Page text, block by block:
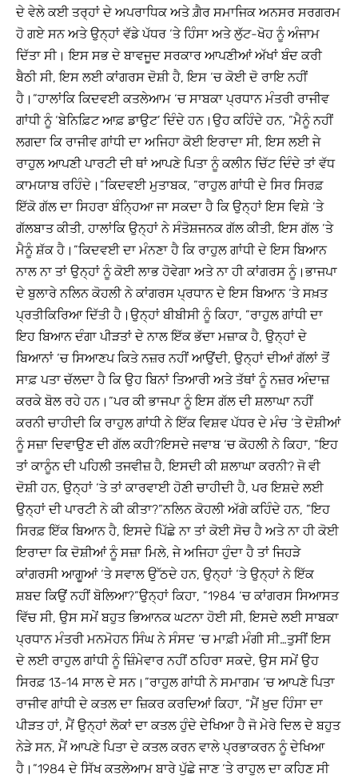
ਦੇ ਵੇਲੇ ਕਈ ਤਰ੍ਹਾਂ ਦੇ ਅਪਰਾਧਿਕ ਅਤੇ ਗ਼ੈਰ ਸਮਾਜਿਕ ਅਨਸਰ ਸਰਗਰਮ
ਹੋ ਗਏ ਸਨ ਅਤੇ ਉਨ੍ਹਾਂ ਵੱਡੇ ਪੱਧਰ ‘ਤੇ ਹਿੰਸਾ ਅਤੇ ਲੁੱਟ-ਖੋਹ ਨੂੰ ਅੰਜਾਮ
ਦਿੱਤਾ ਸੀ। ਇਸ ਸਭ ਦੇ ਬਾਵਜੂਦ ਸਰਕਾਰ ਆਪਣੀਆਂ ਅੱਖਾਂ ਬੰਦ ਕਰੀ
ਬੈਠੀ ਸੀ, ਇਸ ਲਈ ਕਾਂਗਰਸ ਦੋਸ਼ੀ ਹੈ, ਇਸ ‘ਚ ਕੋਈ ਦੋ ਰਾਇ ਨਹੀਂ
ਹੈ।”ਹਾਲਾਂਕਿ ਕਿਦਵਈ ਕਤਲੇਆਮ ‘ਚ ਸਾਬਕਾ ਪ੍ਰਧਾਨ ਮੰਤਰੀ ਰਾਜੀਵ
ਗਾਂਧੀ ਨੂੰ ‘ਬੇਨਿਫ਼ਿਟ ਆਫ਼ ਡਾਉਟ’ ਦਿੰਦੇ ਹਨ।ਉਹ ਕਹਿੰਦੇ ਹਨ, ”ਮੈਨੂੰ ਨਹੀਂ
ਲਗਦਾ ਕਿ ਰਾਜੀਵ ਗਾਂਧੀ ਦਾ ਅਜਿਹਾ ਕੋਈ ਇਰਾਦਾ ਸੀ, ਇਸ ਲਈ ਜੇ
ਰਾਹੁਲ ਆਪਣੀ ਪਾਰਟੀ ਦੀ ਥਾਂ ਆਪਣੇ ਪਿਤਾ ਨੂੰ ਕਲੀਨ ਚਿੱਟ ਦਿੰਦੇ ਤਾਂ ਵੱਧ
ਕਾਮਯਾਬ ਰਹਿੰਦੇ।”ਕਿਦਵਈ ਮੁਤਾਬਕ, ”ਰਾਹੁਲ ਗਾਂਧੀ ਦੇ ਸਿਰ ਸਿਰਫ਼
ਇੱਕੋ ਗੱਲ ਦਾ ਸਿਹਰਾ ਬੰਨ੍ਹਿਆ ਜਾ ਸਕਦਾ ਹੈ ਕਿ ਉਨ੍ਹਾਂ ਇਸ ਵਿਸ਼ੇ ‘ਤੇ
ਗੱਲਬਾਤ ਕੀਤੀ, ਹਾਲਾਂਕਿ ਉਨ੍ਹਾਂ ਨੇ ਸੰਤੋਸ਼ਜਨਕ ਗੱਲ ਕੀਤੀ, ਇਸ ਗੱਲ ‘ਤੇ
ਮੈਨੂੰ ਸ਼ੱਕ ਹੈ।”ਕਿਦਵਈ ਦਾ ਮੰਨਣਾ ਹੈ ਕਿ ਰਾਹੁਲ ਗਾਂਧੀ ਦੇ ਇਸ ਬਿਆਨ
ਨਾਲ ਨਾ ਤਾਂ ਉਨ੍ਹਾਂ ਨੂੰ ਕੋਈ ਲਾਭ ਹੋਵੇਗਾ ਅਤੇ ਨਾ ਹੀ ਕਾਂਗਰਸ ਨੂੰ।ਭਾਜਪਾ
ਦੇ ਬੁਲਾਰੇ ਨਲਿਨ ਕੋਹਲੀ ਨੇ ਕਾਂਗਰਸ ਪ੍ਰਧਾਨ ਦੇ ਇਸ ਬਿਆਨ ‘ਤੇ ਸਖ਼ਤ
ਪ੍ਰਤੀਕਿਰਿਆ ਦਿੱਤੀ ਹੈ।ਉਨ੍ਹਾਂ ਬੀਬੀਸੀ ਨੂੰ ਕਿਹਾ, ”ਰਾਹੁਲ ਗਾਂਧੀ ਦਾ
ਇਹ ਬਿਆਨ ਦੰਗਾ ਪੀੜਤਾਂ ਦੇ ਨਾਲ ਇੱਕ ਭੱਦਾ ਮਜ਼ਾਕ ਹੈ, ਉਨ੍ਹਾਂ ਦੇ
ਬਿਆਨਾਂ ‘ਚ ਸਿਆਣਪ ਕਿਤੇ ਨਜ਼ਰ ਨਹੀਂ ਆਉਂਦੀ, ਉਨ੍ਹਾਂ ਦੀਆਂ ਗੱਲਾਂ ਤੋਂ
ਸਾਫ਼ ਪਤਾ ਚੱਲਦਾ ਹੈ ਕਿ ਉਹ ਬਿਨਾਂ ਤਿਆਰੀ ਅਤੇ ਤੱਥਾਂ ਨੂੰ ਨਜ਼ਰ ਅੰਦਾਜ਼
ਕਰਕੇ ਬੋਲ ਰਹੇ ਹਨ।”ਪਰ ਕੀ ਭਾਜਪਾ ਨੂੰ ਇਸ ਗੱਲ ਦੀ ਸ਼ਲਾਘਾ ਨਹੀਂ
ਕਰਨੀ ਚਾਹੀਦੀ ਕਿ ਰਾਹੁਲ ਗਾਂਧੀ ਨੇ ਇੱਕ ਵਿਸ਼ਵ ਪੱਧਰ ਦੇ ਮੰਚ ‘ਤੇ ਦੋਸ਼ੀਆਂ
ਨੂੰ ਸਜ਼ਾ ਦਿਵਾਉਣ ਦੀ ਗੱਲ ਕਹੀ?ਇਸਦੇ ਜਵਾਬ ‘ਚ ਕੋਹਲੀ ਨੇ ਕਿਹਾ, ”ਇਹ
ਤਾਂ ਕਾਨੂੰਨ ਦੀ ਪਹਿਲੀ ਤਜਵੀਜ਼ ਹੈ, ਇਸਦੀ ਕੀ ਸ਼ਲਾਘਾ ਕਰਨੀ? ਜੋ ਵੀ
ਦੋਸ਼ੀ ਹਨ, ਉਨ੍ਹਾਂ ‘ਤੇ ਤਾਂ ਕਾਰਵਾਈ ਹੋਣੀ ਚਾਹੀਦੀ ਹੈ, ਪਰ ਇਸ਼ਦੇ ਲਈ
ਉਨ੍ਹਾਂ ਦੀ ਪਾਰਟੀ ਨੇ ਕੀ ਕੀਤਾ?”ਨਲਿਨ ਕੋਹਲੀ ਅੱਗੇ ਕਹਿੰਦੇ ਹਨ, ”ਇਹ
ਸਿਰਫ਼ ਇੱਕ ਬਿਆਨ ਹੈ, ਇਸਦੇ ਪਿੱਛੇ ਨਾ ਤਾਂ ਕੋਈ ਸੋਚ ਹੈ ਅਤੇ ਨਾ ਹੀ ਕੋਈ
ਇਰਾਦਾ ਕਿ ਦੋਸ਼ੀਆਂ ਨੂੰ ਸਜ਼ਾ ਮਿਲੇ, ਜੇ ਅਜਿਹਾ ਹੁੰਦਾ ਹੈ ਤਾਂ ਜਿਹੜੇ
ਕਾਂਗਰਸੀ ਆਗੂਆਂ ‘ਤੇ ਸਵਾਲ ਉੱਠਦੇ ਹਨ, ਉਨ੍ਹਾਂ ‘ਤੇ ਉਨ੍ਹਾਂ ਨੇ ਇੱਕ
ਸ਼ਬਦ ਕਿਉਂ ਨਹੀਂ ਬੋਲਿਆ?”ਉਨ੍ਹਾਂ ਕਿਹਾ, ”1984 ‘ਚ ਕਾਂਗਰਸ ਸਿਆਸਤ
ਵਿੱਚ ਸੀ, ਉਸ ਸਮੇਂ ਬਹੁਤ ਭਿਆਨਕ ਘਟਨਾ ਹੋਈ ਸੀ, ਇਸਦੇ ਲਈ ਸਾਬਕਾ
ਪ੍ਰਧਾਨ ਮੰਤਰੀ ਮਨਮੋਹਨ ਸਿੰਘ ਨੇ ਸੰਸਦ ‘ਚ ਮਾਫ਼ੀ ਮੰਗੀ ਸੀ…ਤੁਸੀਂ ਇਸ
ਦੇ ਲਈ ਰਾਹੁਲ ਗਾਂਧੀ ਨੂੰ ਜ਼ਿੰਮੇਵਾਰ ਨਹੀਂ ਠਹਿਰਾ ਸਕਦੇ, ਉਸ ਸਮੇਂ ਉਹ
ਸਿਰਫ਼ 13-14 ਸਾਲ ਦੇ ਸਨ।”ਰਾਹੁਲ ਗਾਂਧੀ ਨੇ ਸਮਾਗਮ ‘ਚ ਆਪਣੇ ਪਿਤਾ
ਰਾਜੀਵ ਗਾਂਧੀ ਦੇ ਕਤਲ ਦਾ ਜ਼ਿਕਰ ਕਰਦਿਆਂ ਕਿਹਾ, ”ਮੈਂ ਖ਼ੁਦ ਹਿੰਸਾ ਦਾ
ਪੀੜਤ ਹਾਂ, ਮੈਂ ਉਨ੍ਹਾਂ ਲੋਕਾਂ ਦਾ ਕਤਲ ਹੁੰਦੇ ਦੇਖਿਆ ਹੈ ਜੋ ਮੇਰੇ ਦਿਲ ਦੇ ਬਹੁਤ
ਨੇੜੇ ਸਨ, ਮੈਂ ਆਪਣੇ ਪਿਤਾ ਦੇ ਕਤਲ ਕਰਨ ਵਾਲੇ ਪ੍ਰਭਾਕਰਨ ਨੂੰ ਦੇਖਿਆ
ਹੈ।”1984 ਦੇ ਸਿੱਖ ਕਤਲੇਆਮ ਬਾਰੇ ਪੁੱਛੇ ਜਾਣ ‘ਤੇ ਰਾਹੁਲ ਦਾ ਕਹਿਣ ਸੀ